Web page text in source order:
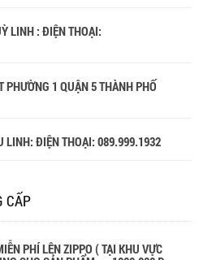
LINH : ĐIỆN THOẠI:
1 QUẬN 5 THÀNH PHỐ
LINH: ĐIỆN THOẠI: 089.999.1932
CẤP
PHÍ LÊN ZIPPO ( TẠI KHU VỰC